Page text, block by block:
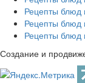
Рецепты блюд
Рецепты блюд
Рецепты блюд
Создание и